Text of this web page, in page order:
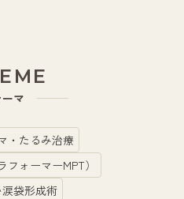
ーマ
・たるみ治療
ォーマーMPT）
袋形成術